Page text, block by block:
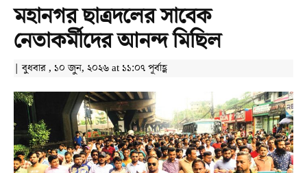
মহানগর ছাত্রদলের সাবেক
নেতাকর্মীদের আনন্দ মিছিল
| বুধবার , ১০ জুন, ২০২৬ at ১১:০৭ পূর্বাহ্ণ